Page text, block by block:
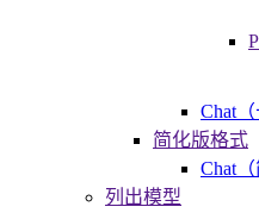
Chat（
简化版格式
Chat
列出模型